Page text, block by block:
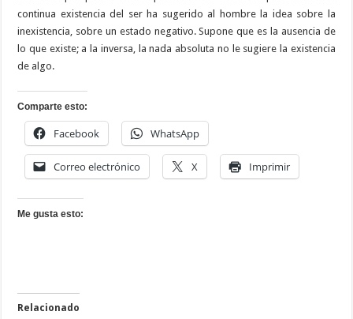
continua existencia del ser ha sugerido al hombre la idea sobre la
inexistencia, sobre un estado negativo. Supone que es la ausencia de
lo que existe; a la inversa, la nada absoluta no le sugiere la existencia
de algo.
Comparte esto:
Facebook WhatsApp
Correo electrónico X Imprimir
Me gusta esto:
Relacionado